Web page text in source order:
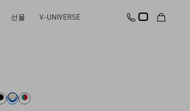
선물 V-UNIVERSE
파 가죽 락스터드 스파이크 백